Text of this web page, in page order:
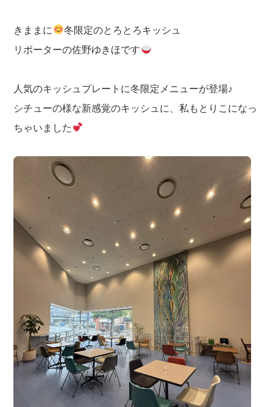
きままに
冬限定のとろとろキッシュ
リポーターの佐野ゆきほです
人気のキッシュプレートに冬限定メニューが登場♪
シチューの様な新感覚のキッシュに、私もとりこになっ
ちゃいました